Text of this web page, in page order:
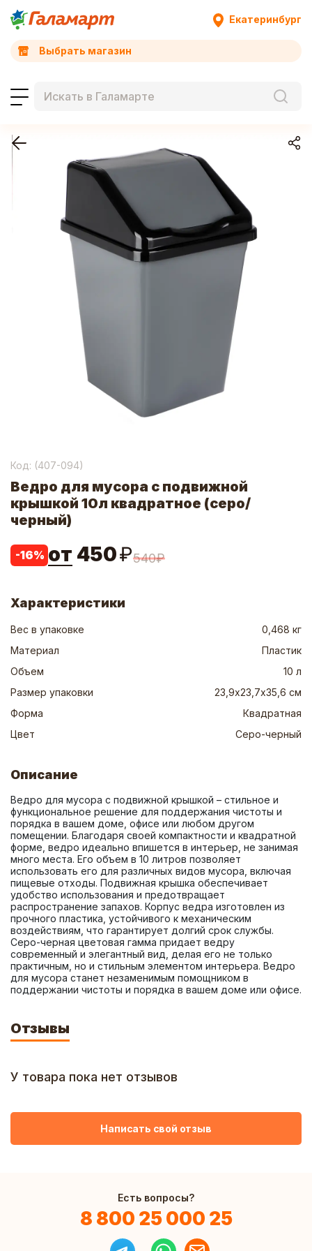
Екатеринбург
Выбрать магазин
Код: (407-094)
Ведро для мусора с подвижной
крышкой 10л квадратное (серо/
черный)
-16% от 450₽540₽
Характеристики
Вес в упаковке
0,468 кг
Материал
Пластик
Объем
10 л
Размер упаковки
23,9х23,7х35,6 см
Форма
Квадратная
Цвет
Серо-черный
Описание
Ведро для мусора с подвижной крышкой – стильное и
функциональное решение для поддержания чистоты и
порядка в вашем доме, офисе или любом другом
помещении. Благодаря своей компактности и квадратной
форме, ведро идеально впишется в интерьер, не занимая
много места. Его объем в 10 литров позволяет
использовать его для различных видов мусора, включая
пищевые отходы. Подвижная крышка обеспечивает
удобство использования и предотвращает
распространение запахов. Корпус ведра изготовлен из
прочного пластика, устойчивого к механическим
воздействиям, что гарантирует долгий срок службы.
Серо-черная цветовая гамма придает ведру
современный и элегантный вид, делая его не только
практичным, но и стильным элементом интерьера. Ведро
для мусора станет незаменимым помощником в
поддержании чистоты и порядка в вашем доме или офисе.
Отзывы
У товара пока нет отзывов
Написать свой отзыв
Есть вопросы?
8 800 25 000 25